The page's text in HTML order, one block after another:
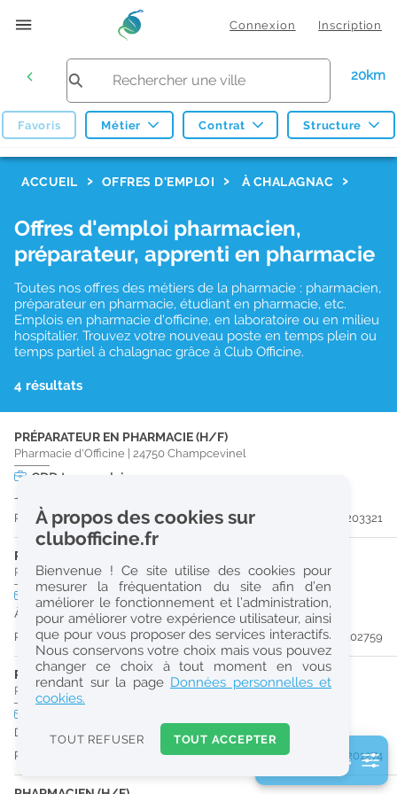
Connexion Inscription
20km
Favoris Métier Contrat Structure
Réinitialiser
2
0
k
Consulter les offres de la France d'outre-mer
ACCUEIL OFFRES D'EMPLOI À CHALAGNAC
Offres d'emploi pharmacien,
préparateur, apprenti en pharmacie
Toutes nos offres des métiers de la pharmacie : pharmacien,
préparateur en pharmacie, étudiant en pharmacie, etc.
Emplois en pharmacie d'officine, en laboratoire ou en milieu
hospitalier. Trouvez votre nouveau poste en temps plein ou
temps partiel à chalagnac grâce à Club Officine.
4 résultats
PRÉPARATEUR EN PHARMACIE (H/F)
Pharmacie d'Officine 24750 Champcevinel
CDD temps plein
Jusqu'au 30/01/27
Publiée il y a 15 jour(s)
#203321
PRÉPARATEUR EN PHARMACIE (H/F)
Pharmacie d'Officine|24430 Razac-Sur-L'Isle
temps plein
À partir du 31/08/26
Publiée il y a 23 jour(s)
#202759
PHARMACIEN (H/F)
Pharmacie d'Officine 24000 Périgueux
Du 31/10/26 au 26/02/27
Publiée il y a 43 jour(s)
#201274
2 filtre(s) actifs
À propos des cookies sur
clubofficine.fr
Bienvenue ! Ce site utilise des cookies pour
mesurer la fréquentation du site afin d’en
améliorer le fonctionnement et l’administration,
pour améliorer votre expérience utilisateur, ainsi
que pour vous proposer des services interactifs.
Nous conservons votre choix mais vous pouvez
changer ce choix à tout moment en vous
rendant sur la page Données personnelles et
cookies.
TOUT REFUSER TOUT ACCEPTER